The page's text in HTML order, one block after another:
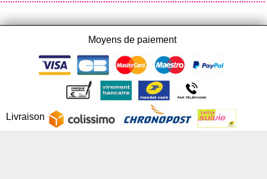
Moyens de paiement
Livraison